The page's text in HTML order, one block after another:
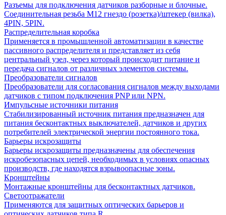
Разъемы для подключения датчиков разборные и блочные.
Соединительная резьба М12 гнездо (розетка)/штекер (вилка),
4PIN, 5PIN.
Распределительная коробка
Применяется в промышленной автоматизации в качестве
пассивного распределителя и представляет из себя
центральный узел, через который происходит питание и
передача сигналов от различных элементов системы.
Преобразователи сигналов
Преобразователи для согласования сигналов между выходами
датчиков с типом подключения PNP или NPN.
Импульсные источники питания
Стабилизированный источник питания предназначен для
питания бесконтактных выключателей, датчиков и других
потребителей электрической энергии постоянного тока.
Барьеры искрозащиты
Барьеры искрозащиты предназначены для обеспечения
искробезопасных цепей, необходимых в условиях опасных
производств, где находятся взрывоопасные зоны.
Кронштейны
Монтажные кронштейны для бесконтактных датчиков.
Светоотражатели
Применяются для защитных оптических барьеров и